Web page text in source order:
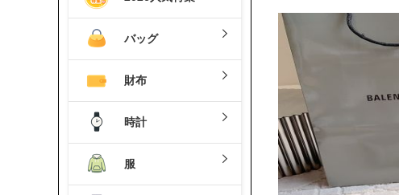
新作入荷！ルイ・
バッグ
財布
時計
服